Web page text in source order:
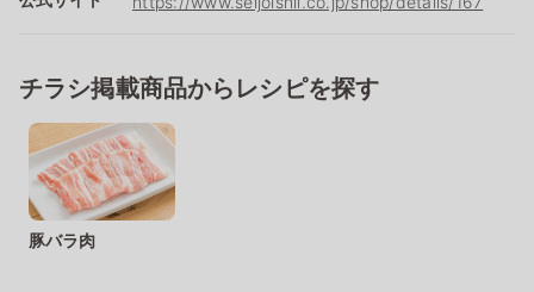
チラシ掲載商品からレシピを探す
豚バラ肉